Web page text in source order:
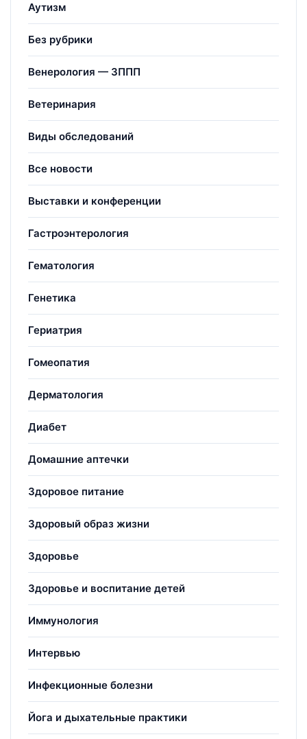
Аутизм
Без рубрики
Венерология — ЗППП
Ветеринария
Виды обследований
Все новости
Выставки и конференции
Гастроэнтерология
Гематология
Генетика
Гериатрия
Гомеопатия
Дерматология
Диабет
Домашние аптечки
Здоровое питание
Здоровый образ жизни
Здоровье
Здоровье и воспитание детей
Иммунология
Интервью
Инфекционные болезни
Йога и дыхательные практики